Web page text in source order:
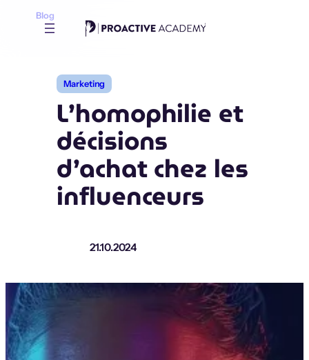
Blog
Marketing
L’homophilie et
décisions
d’achat chez les
influenceurs
21.10.2024